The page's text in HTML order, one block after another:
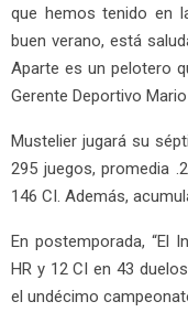
que hemos tenido en
buen verano, está
Aparte es un pelotero
Gerente Deportivo
Mustelier jugará su
295 juegos, promedia
146 CI. Además,
En postemporada, “El
HR y 12 CI en 43
el undécimo